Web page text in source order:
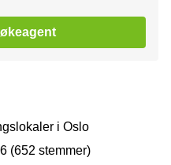
i Oslo
(652 stemmer)